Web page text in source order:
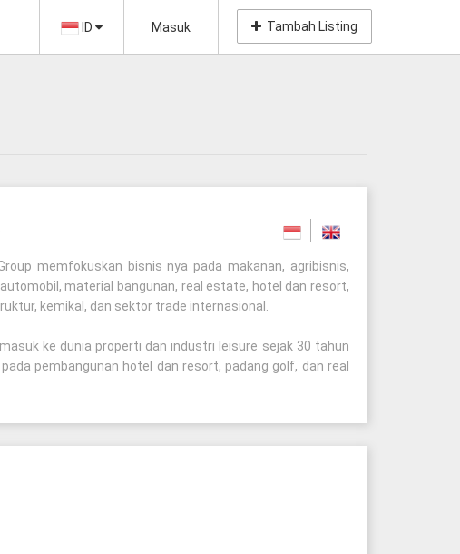
ID Masuk Tambah Listing
memfokuskan bisnis nya pada makanan, agribisnis,
material bangunan, real estate, hotel dan resort,
kemikal, dan sektor trade internasional.
ke dunia properti dan industri leisure sejak 30 tahun
pembangunan hotel dan resort, padang golf, dan real